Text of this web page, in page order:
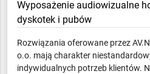
Wyposażenie audiowizualne
dyskotek i pubów
Rozwiązania oferowane przez
o.o. mają charakter
indywidualnych potrzeb klientów.